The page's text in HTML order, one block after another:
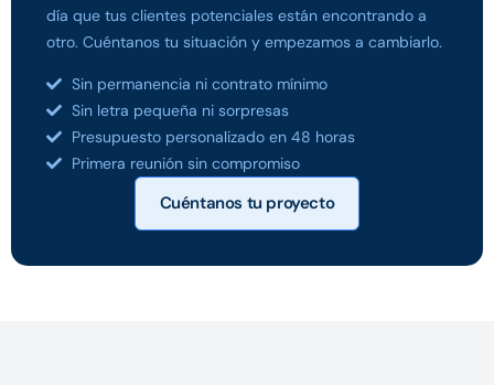
día que tus clientes potenciales están encontrando a
otro. Cuéntanos tu situación y empezamos a cambiarlo.
Sin permanencia ni contrato mínimo
Sin letra pequeña ni sorpresas
Presupuesto personalizado en 48 horas
Primera reunión sin compromiso
Cuéntanos tu proyecto